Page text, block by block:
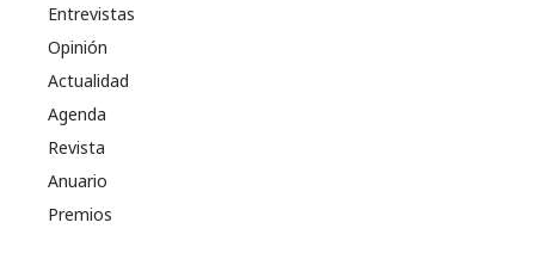
Entrevistas
Opinión
Actualidad
Agenda
Revista
Anuario
Premios